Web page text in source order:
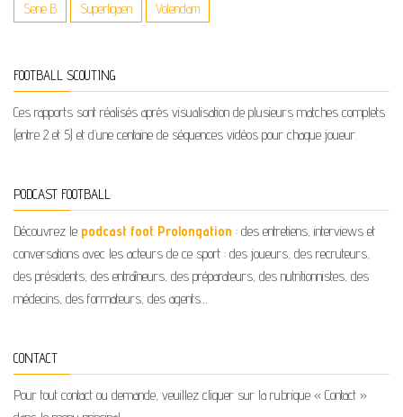
Serie B Superligaen Volendam
FOOTBALL SCOUTING
Ces rapports sont réalisés après visualisation de plusieurs matches complets
(entre 2 et 5) et d’une centaine de séquences vidéos pour chaque joueur.
PODCAST FOOTBALL
Découvrez le podcast foot Prolongation : des entretiens, interviews et
conversations avec les acteurs de ce sport : des joueurs, des recruteurs,
des présidents, des entraîneurs, des préparateurs, des nutritionnistes, des
médecins, des formateurs, des agents…
CONTACT
Pour tout contact ou demande, veuillez cliquer sur la rubrique « Contact »